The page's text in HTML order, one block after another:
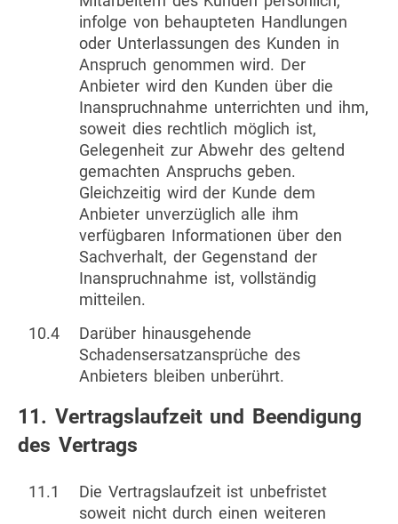
infolge von behaupteten Handlungen
oder Unterlassungen des Kunden in
Anspruch genommen wird. Der
Anbieter wird den Kunden über die
Inanspruchnahme unterrichten und ihm,
soweit dies rechtlich möglich ist,
Gelegenheit zur Abwehr des geltend
gemachten Anspruchs geben.
Gleichzeitig wird der Kunde dem
Anbieter unverzüglich alle ihm
verfügbaren Informationen über den
Sachverhalt, der Gegenstand der
Inanspruchnahme ist, vollständig
mitteilen.
10.4
Darüber hinausgehende
Schadensersatzansprüche des
Anbieters bleiben unberührt.
11. Vertragslaufzeit und Beendigung
des Vertrags
11.1
Die Vertragslaufzeit ist unbefristet
soweit nicht durch einen weiteren